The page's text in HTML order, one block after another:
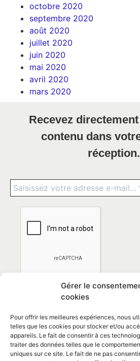
Gérer le
cookies
Pour offrir les meilleures expériences, nous
telles que les cookies pour stocker et/ou
appareils. Le fait de consentir à ces
traiter des données telles que le
uniques sur ce site. Le fait de ne pas
octobre 2020
septembre 2020
août 2020
juillet 2020
juin 2020
mai 2020
avril 2020
mars 2020
Recevez
contenu dans
réception.
*En vous abonnant vous acceptez la